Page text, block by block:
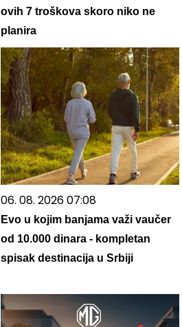
ovih 7 troškova skoro niko ne
planira
06. 08. 2026 07:08
Evo u kojim banjama važi vaučer
od 10.000 dinara - kompletan
spisak destinacija u Srbiji